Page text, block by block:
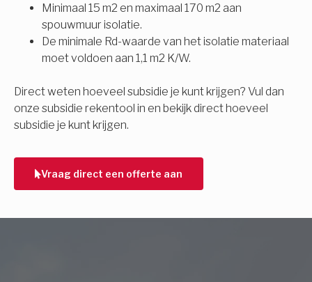
Minimaal 15 m2 en maximaal 170 m2 aan
spouwmuur isolatie.
De minimale Rd-waarde van het isolatie materiaal
moet voldoen aan 1,1 m2 K/W.
Direct weten hoeveel subsidie je kunt krijgen? Vul dan
onze subsidie rekentool in en bekijk direct hoeveel
subsidie je kunt krijgen.
Vraag direct een offerte aan
Vorige
Achternaam
Vorige